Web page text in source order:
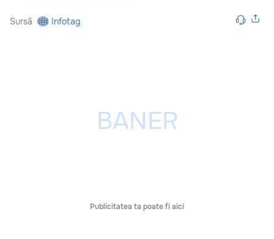
Sursă Infotag
Publicitatea ta poate fi aici